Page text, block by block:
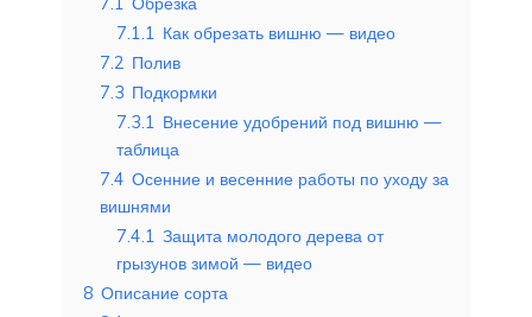
7.1.1 Как обрезать вишню — видео
7.2 Полив
7.3 Подкормки
7.3.1 Внесение удобрений под вишню —
таблица
7.4 Осенние и весенние работы по уходу за
вишнями
7.4.1 Защита молодого дерева от
грызунов зимой — видео
8 Описание сорта